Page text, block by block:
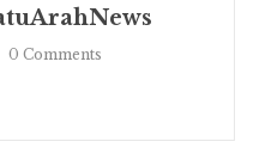
0 Comments